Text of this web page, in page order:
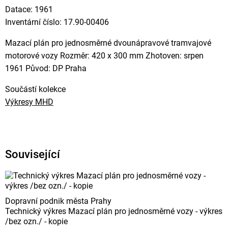
Datace: 1961
Inventární číslo: 17.90-00406
Mazací plán pro jednosměrné dvounápravové tramvajové
motorové vozy Rozměr: 420 x 300 mm Zhotoven: srpen
1961 Původ: DP Praha
Součástí kolekce
Výkresy MHD
Související
Dopravní podnik města Prahy
Technický výkres Mazací plán pro jednosměrné vozy - výkres
/bez ozn./ - kopie